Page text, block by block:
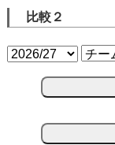
比較２